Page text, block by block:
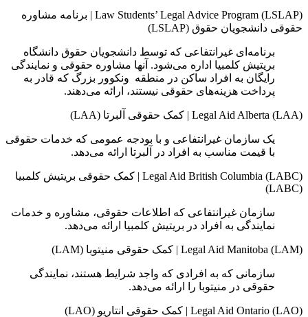
Law Students’ Legal Advice Program (LSLAP)
| برنامه مشاوره
حقوقی دانشجویان حقوق (LSLAP)
برنامه‌ای غیرانتفاعی که توسط دانشجویان حقوق دانشگاه
بریتیش کلمبیا اداره می‌شود. آنها مشاوره حقوقی و نمایندگی
رایگان به افراد ساکن در منطقه ونکوور بزرگ که قادر به
پرداخت هزینه‌های حقوقی نیستند، ارائه می‌دهند.
Legal Aid Alberta (LAA)
| کمک حقوقی آلبرتا (LAA)
یک سازمان غیرانتفاعی و با بودجه عمومی که خدمات حقوقی
با قیمت مناسب به افراد در آلبرتا ارائه می‌دهد.
Legal Aid British Columbia (LABC)
| کمک حقوقی بریتیش کلمبیا
(LABC)
سازمان غیرانتفاعی که اطلاعات حقوقی، مشاوره و خدمات
نمایندگی به افراد در بریتیش کلمبیا ارائه می‌دهد.
Legal Aid Manitoba (LAM)
| کمک حقوقی منیتوبا (LAM)
سازمانی که به افرادی که واجد شرایط هستند، نمایندگی
حقوقی در منیتوبا را ارائه می‌دهد.
Legal Aid Ontario (LAO)
| کمک حقوقی انتاریو (LAO)